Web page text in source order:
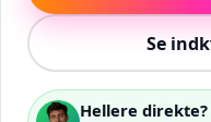
Se
Hellere